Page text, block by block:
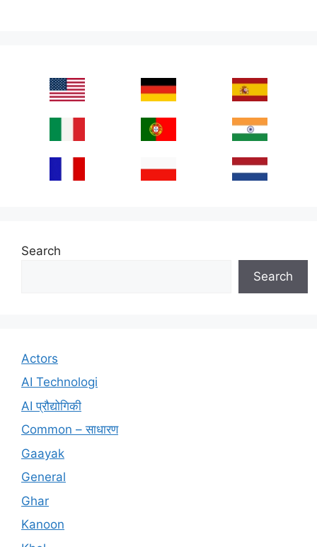
Search
Search
Actors
AI Technologi
AI प्रौद्योगिकी
Common – साधारण
Gaayak
General
Ghar
Kanoon